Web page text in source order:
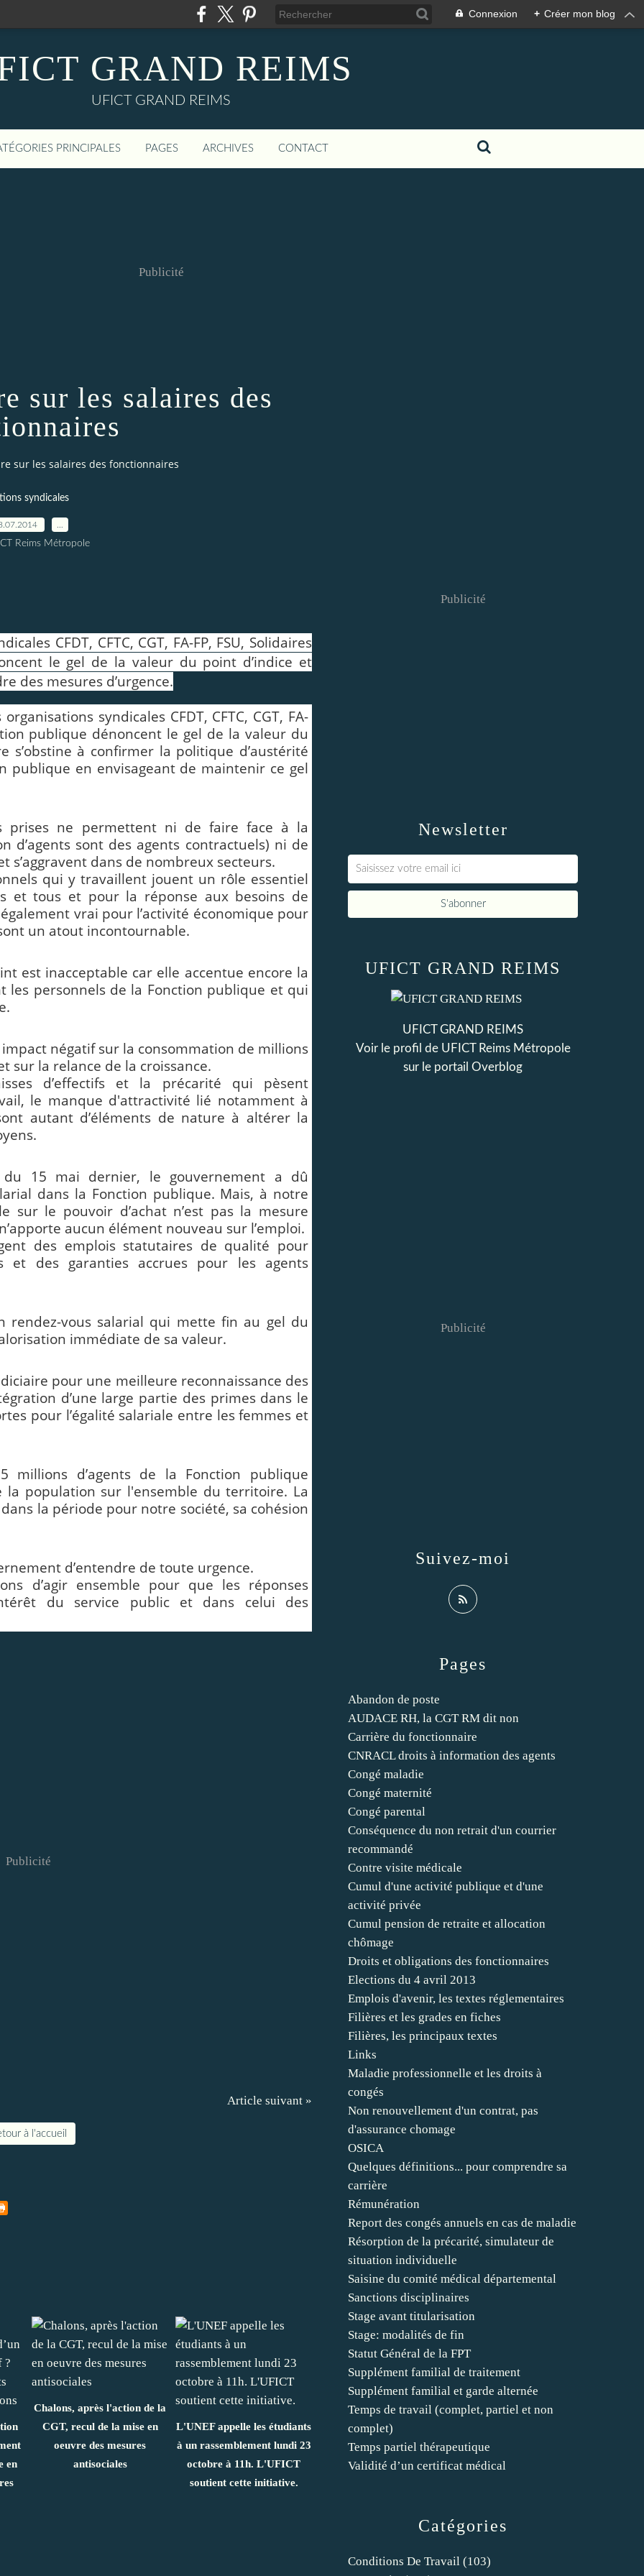
Connexion + Créer mon blog
GRAND REIMS
UFICT GRAND REIMS
PRINCIPALES PAGES ARCHIVES CONTACT
Publicité
sur les salaires des
sur les salaires des fonctionnaires
syndicales
Reims Métropole
CFDT, CFTC, CGT, FA-FP, FSU, Solidaires
le gel de la valeur du point d’indice et
des mesures d’urgence.
syndicales CFDT, CFTC, CGT, FA-
publique dénoncent le gel de la valeur du
s’obstine à confirmer la politique d’austérité
publique en envisageant de maintenir ce gel
prises ne permettent ni de faire face à la
d’agents sont des agents contractuels) ni de
s’aggravent dans de nombreux secteurs.
qui y travaillent jouent un rôle essentiel
et tous et pour la réponse aux besoins de
vrai pour l’activité économique pour
un atout incontournable.
est inacceptable car elle accentue encore la
les personnels de la Fonction publique et qui
négatif sur la consommation de millions
sur la relance de la croissance.
d’effectifs et la précarité qui pèsent
le manque d'attractivité lié notamment à
autant d’éléments de nature à altérer la
15 mai dernier, le gouvernement a dû
dans la Fonction publique. Mais, à notre
sur le pouvoir d’achat n’est pas la mesure
aucun élément nouveau sur l’emploi.
des emplois statutaires de qualité pour
et des garanties accrues pour les agents
rendez-vous salarial qui mette fin au gel du
immédiate de sa valeur.
pour une meilleure reconnaissance des
d’une large partie des primes dans le
pour l’égalité salariale entre les femmes et
millions d’agents de la Fonction publique
la population sur l'ensemble du territoire. La
la période pour notre société, sa cohésion
d’entendre de toute urgence.
d’agir ensemble pour que les réponses
du service public et dans celui des
Publicité
Article suivant »
à l'accueil
en
Chalons, après l'action de la
CGT, recul de la mise en
oeuvre des mesures
antisociales
L'UNEF appelle les étudiants
à un rassemblement lundi 23
octobre à 11h. L'UFICT
soutient cette initiative.
Newsletter
Publicité
Catégories
Conditions De Travail (103)
Pages
Abandon de poste
AUDACE RH, la CGT RM dit non
Carrière du fonctionnaire
CNRACL droits à information des agents
Congé maladie
Congé maternité
Congé parental
Conséquence du non retrait d'un courrier
recommandé
Contre visite médicale
Cumul d'une activité publique et d'une
activité privée
Cumul pension de retraite et allocation
chômage
Droits et obligations des fonctionnaires
Elections du 4 avril 2013
Emplois d'avenir, les textes réglementaires
Filières et les grades en fiches
Filières, les principaux textes
Links
Maladie professionnelle et les droits à
congés
Non renouvellement d'un contrat, pas
d'assurance chomage
OSICA
Quelques définitions... pour comprendre sa
carrière
Rémunération
Report des congés annuels en cas de maladie
Résorption de la précarité, simulateur de
situation individuelle
Saisine du comité médical départemental
Sanctions disciplinaires
Stage avant titularisation
Stage: modalités de fin
Statut Général de la FPT
Supplément familial de traitement
Supplément familial et garde alternée
Temps de travail (complet, partiel et non
complet)
Temps partiel thérapeutique
Validité d’un certificat médical
UFICT GRAND REIMS
UFICT GRAND REIMS
Voir le profil de UFICT Reims Métropole
sur le portail Overblog
Suivez-moi
Publicité